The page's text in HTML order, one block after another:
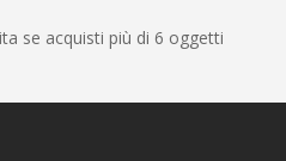
se acquisti più di 6 oggetti